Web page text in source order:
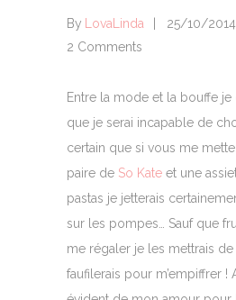
By LovaLinda 25/10/2014
2 Comments
Entre la mode et la bouffe
que je serai incapable de
certain que si vous me
paire de So Kate et une
pastas je jetterais
sur les pompes… Sauf que
me régaler je les mettrais
faufilerais pour m’empiffrer !